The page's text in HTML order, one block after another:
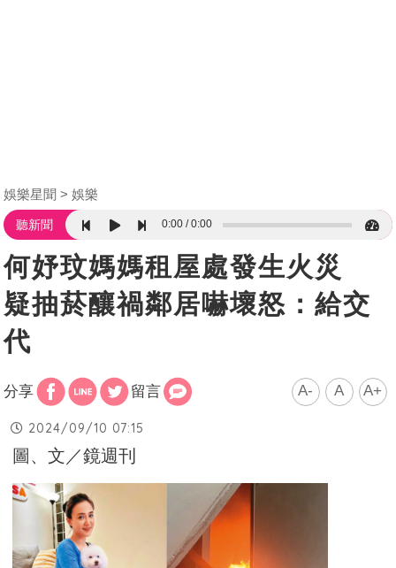
娛樂星聞 娛樂
聽新聞 0:00 0:00
何妤玟媽媽租屋處發生火災
疑抽菸釀禍鄰居嚇壞怒：給交
代
分享 留言 A- A A+
2024/09/10 07:15
圖、文／鏡週刊